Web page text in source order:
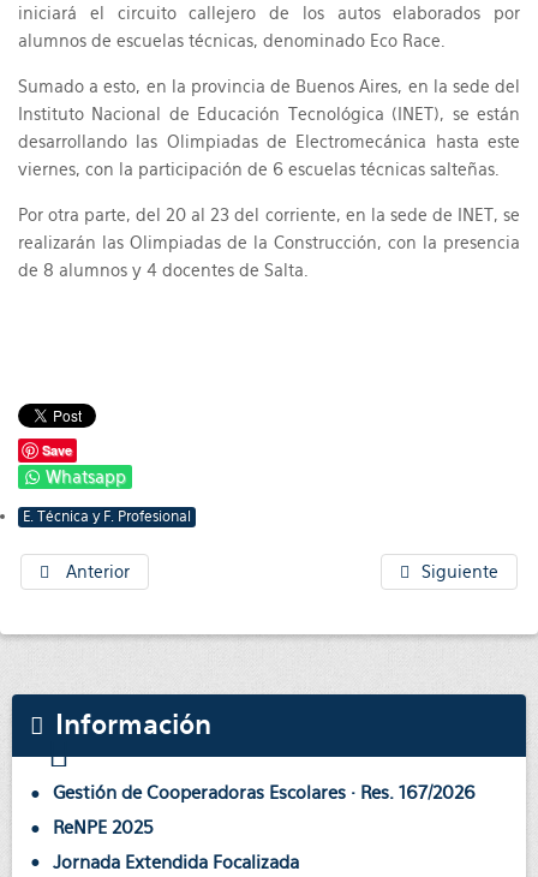
iniciará el circuito callejero de los autos elaborados por
alumnos de escuelas técnicas, denominado Eco Race.
Sumado a esto, en la provincia de Buenos Aires, en la sede del
Instituto Nacional de Educación Tecnológica (INET), se están
desarrollando las Olimpiadas de Electromecánica hasta este
viernes, con la participación de 6 escuelas técnicas salteñas.
Por otra parte, del 20 al 23 del corriente, en la sede de INET, se
realizarán las Olimpiadas de la Construcción, con la presencia
de 8 alumnos y 4 docentes de Salta.
Save
Whatsapp
E. Técnica y F. Profesional
Anterior Siguiente
Información
Gestión de Cooperadoras Escolares · Res. 167/2026
ReNPE 2025
Jornada Extendida Focalizada